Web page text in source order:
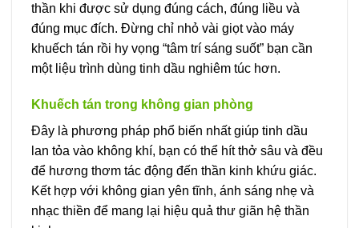
thần khi được sử dụng đúng cách, đúng liều và
đúng mục đích. Đừng chỉ nhỏ vài giọt vào máy
khuếch tán rồi hy vọng “tâm trí sáng suốt” bạn cần
một liệu trình dùng tinh dầu nghiêm túc hơn.
Khuếch tán trong không gian phòng
Đây là phương pháp phổ biến nhất giúp tinh dầu
lan tỏa vào không khí, bạn có thể hít thở sâu và đều
để hương thơm tác động đến thần kinh khứu giác.
Kết hợp với không gian yên tĩnh, ánh sáng nhẹ và
nhạc thiền để mang lại hiệu quả thư giãn hệ thần